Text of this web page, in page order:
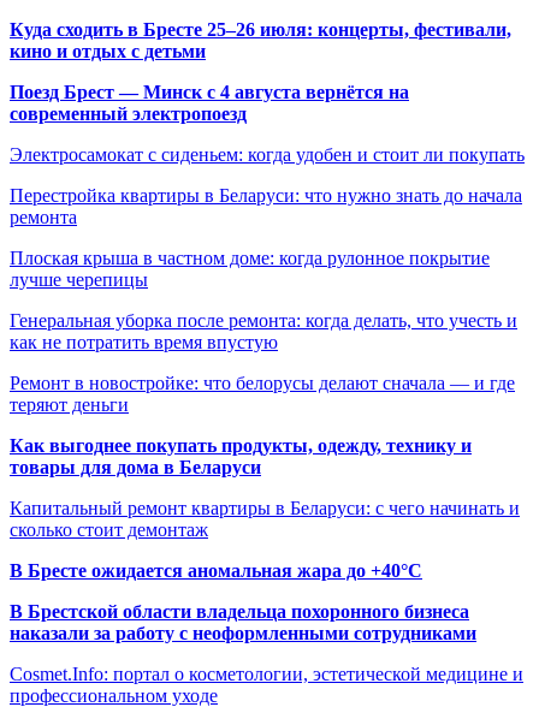
Куда сходить в Бресте 25–26 июля: концерты, фестивали,
кино и отдых с детьми
Поезд Брест — Минск с 4 августа вернётся на
современный электропоезд
Электросамокат с сиденьем: когда удобен и стоит ли покупать
Перестройка квартиры в Беларуси: что нужно знать до начала
ремонта
Плоская крыша в частном доме: когда рулонное покрытие
лучше черепицы
Генеральная уборка после ремонта: когда делать, что учесть и
как не потратить время впустую
Ремонт в новостройке: что белорусы делают сначала — и где
теряют деньги
Как выгоднее покупать продукты, одежду, технику и
товары для дома в Беларуси
Капитальный ремонт квартиры в Беларуси: с чего начинать и
сколько стоит демонтаж
В Бресте ожидается аномальная жара до +40°C
В Брестской области владельца похоронного бизнеса
наказали за работу с неоформленными сотрудниками
Cosmet.Info: портал о косметологии, эстетической медицине и
профессиональном уходе